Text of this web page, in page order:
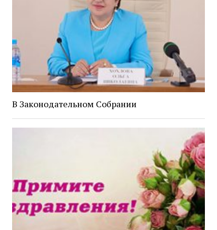
В Законодательном Собрании